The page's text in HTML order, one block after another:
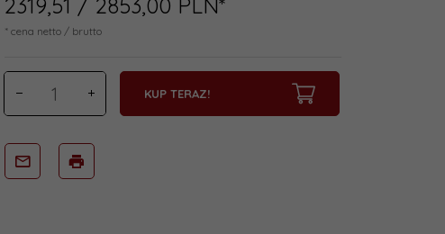
2319,51 / 2853,00 PLN*
* cena netto / brutto
KUP TERAZ!